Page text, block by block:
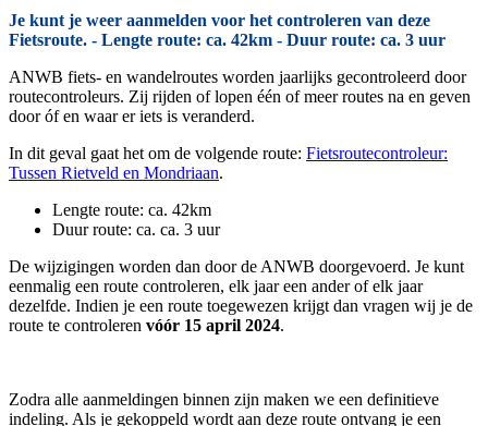
Je kunt je weer aanmelden voor het controleren van deze
Fietsroute. - Lengte route: ca. 42km - Duur route: ca. 3 uur
ANWB fiets- en wandelroutes worden jaarlijks gecontroleerd door
routecontroleurs. Zij rijden of lopen één of meer routes na en geven
door óf en waar er iets is veranderd.
In dit geval gaat het om de volgende route: Fietsroutecontroleur:
Tussen Rietveld en Mondriaan.
Lengte route: ca. 42km
Duur route: ca. ca. 3 uur
De wijzigingen worden dan door de ANWB doorgevoerd. Je kunt
eenmalig een route controleren, elk jaar een ander of elk jaar
dezelfde. Indien je een route toegewezen krijgt dan vragen wij je de
route te controleren vóór 15 april 2024.
Zodra alle aanmeldingen binnen zijn maken we een definitieve
indeling. Als je gekoppeld wordt aan deze route ontvang je een